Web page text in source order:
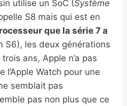
utilise un SoC (Système
S8 mais qui est en
que la série 7 a
S6), les deux générations
ans, Apple n’a pas
l’Apple Watch pour une
semblait pas
pas non plus que ce